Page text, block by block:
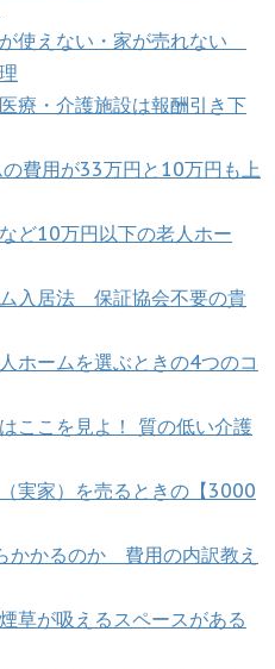
使えない・家が売れない
療・介護施設は報酬引き下
費用が33万円と10万円も上
ど10万円以下の老人ホー
入居法 保証協会不要の貴
ホームを選ぶときの4つのコ
ここを見よ！ 質の低い介護
実家）を売るときの【3000
かかるのか 費用の内訳教え
草が吸えるスペースがある